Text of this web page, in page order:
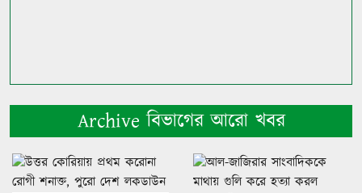
Archive বিভাগের আরো খবর